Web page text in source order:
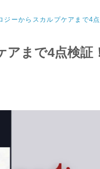
ジーからスカルプケアまで4
アまで4点検証